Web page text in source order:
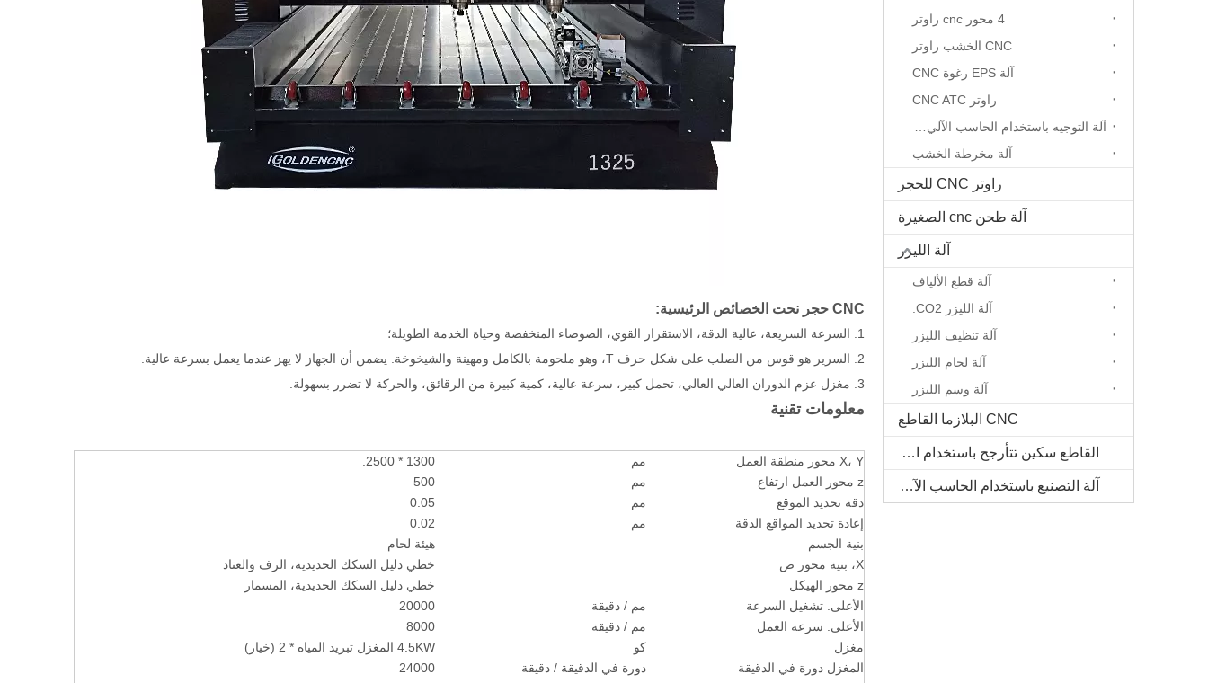
CNC حجر نحت الخصائص الرئيسية:
1. السرعة السريعة، عالية الدقة، الاستقرار القوي، الضوضاء المنخفضة وحياة الخدمة الطويلة؛
2. السرير هو قوس من الصلب على شكل حرف T، وهو ملحومة بالكامل ومهينة والشيخوخة. يضمن أن الجهاز لا يهز عندما يعمل بسرعة عالية.
3. مغزل عزم الدوران العالي العالي، تحمل كبير، سرعة عالية، كمية كبيرة من الرقائق، والحركة لا تضرر بسهولة.
معلومات تقنية
X، Y محور منطقة العمل مم
1300 * 2500.
z محور العمل ارتفاع
مم
500
دقة تحديد الموقع
مم
0.05
إعادة تحديد المواقع الدقة
مم
0.02
بنية الجسم
هيئة لحام
X، بنية محور ص
خطي دليل السكك الحديدية، الرف والعتاد
z محور الهيكل
خطي دليل السكك الحديدية، المسمار
الأعلى. تشغيل السرعة
مم / دقيقة
20000
الأعلى. سرعة العمل
مم / دقيقة
8000
مغزل
كو
4.5KW المغزل تبريد المياه * 2 (خيار)
المغزل دورة في الدقيقة
دورة في الدقيقة / دقيقة
24000
4 محور cnc راوتر
CNC الخشب راوتر
آلة EPS رغوة CNC
راوتر CNC ATC
آلة مخرطة الخشب
راوتر CNC للحجر
آلة طحن cnc الصغيرة
آلة الليزر
آلة قطع الألياف
آلة الليزر CO2.
آلة تنظيف الليزر
آلة لحام الليزر
آلة وسم الليزر
CNC البلازما القاطع
القاطع سكين تتأرجح باستخدام الحاسب الآلي
آلة التصنيع باستخدام الحاسب الآلي الخشب الصلب